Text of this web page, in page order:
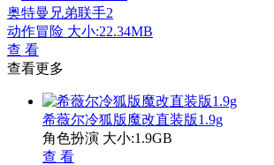
奥特曼兄弟联手2
动作冒险 大小:22.34MB
查 看
查看更多
希薇尔冷狐版魔改直装版1.9g
角色扮演 大小:1.9GB
查 看